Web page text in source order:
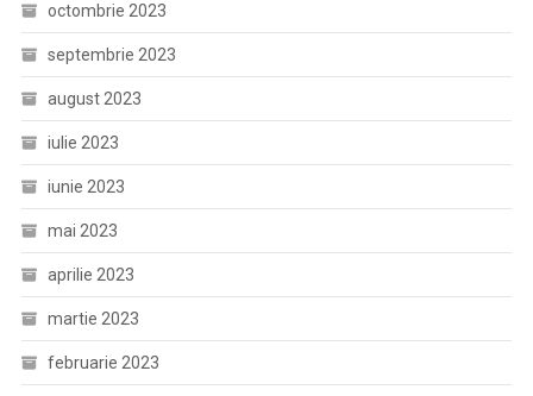
octombrie 2023
septembrie 2023
august 2023
iulie 2023
iunie 2023
mai 2023
aprilie 2023
martie 2023
februarie 2023